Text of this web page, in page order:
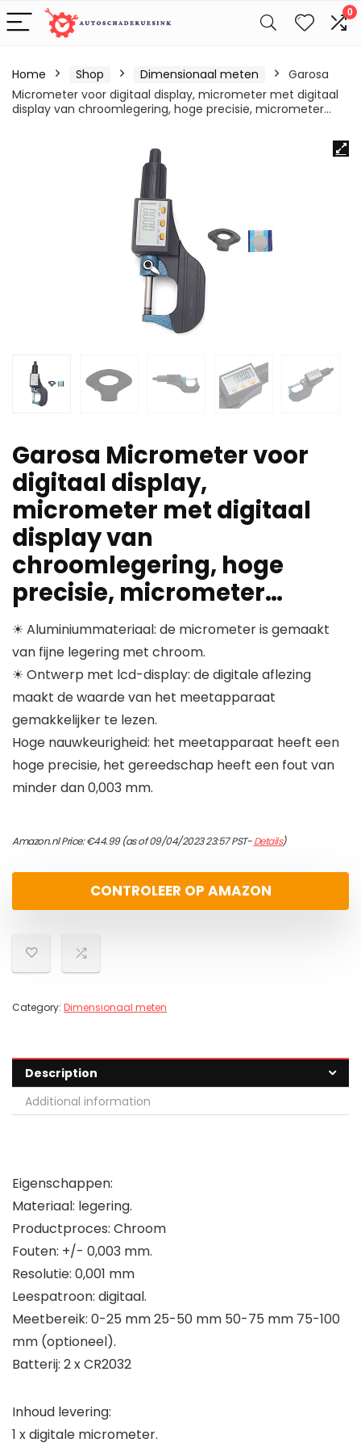
0
Home Shop Dimensionaal meten
Garosa
Micrometer voor digitaal display, micrometer met digitaal
display van chroomlegering, hoge precisie, micrometer…
Garosa Micrometer voor
digitaal display,
micrometer met digitaal
display van
chroomlegering, hoge
precisie, micrometer…
☀ Aluminiummateriaal: de micrometer is gemaakt
van fijne legering met chroom.
☀ Ontwerp met lcd-display: de digitale aflezing
maakt de waarde van het meetapparaat
gemakkelijker te lezen.
Hoge nauwkeurigheid: het meetapparaat heeft een
hoge precisie, het gereedschap heeft een fout van
minder dan 0,003 mm.
Amazon.nl Price:€44.99(as of 09/04/2023 23:57 PST-Details)
CONTROLEER OP AMAZON
Category: Dimensionaal meten
Description
Additional information
Eigenschappen:
Materiaal: legering.
Productproces: Chroom
Fouten: +/- 0,003 mm.
Resolutie: 0,001 mm
Leespatroon: digitaal.
Meetbereik: 0-25 mm 25-50 mm 50-75 mm 75-100
mm (optioneel).
Batterij: 2 x CR2032
Inhoud levering:
1 x digitale micrometer.